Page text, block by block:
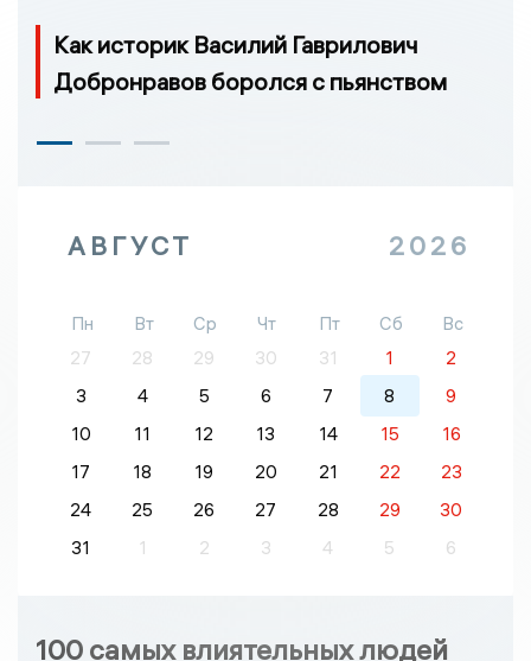
Как историк Василий Гаврилович
Добронравов боролся с пьянством
АВГУСТ 2026
Пн Вт Ср Чт Пт Сб
Вс
27
28 29 30 31 1
2
3
4 5 6 7 8
9
10
11 12 13 14 15
16
17
18 19 20 21 22
23
24
25 26 27 28 29
30
31
1 2 3 4 5 6
100 самых влиятельных людей